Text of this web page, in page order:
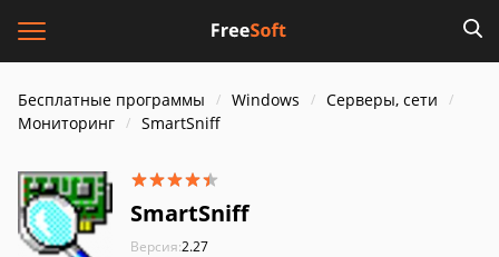
Бесплатные программы Windows
Серверы, сети
Мониторинг
SmartSniff
SmartSniff
Версия:2.27